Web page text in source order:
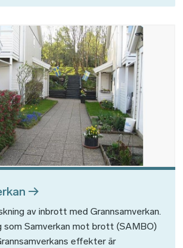
av inbrott med Grannsamverkan.
som Samverkan mot brott (SAMBO)
effekter är